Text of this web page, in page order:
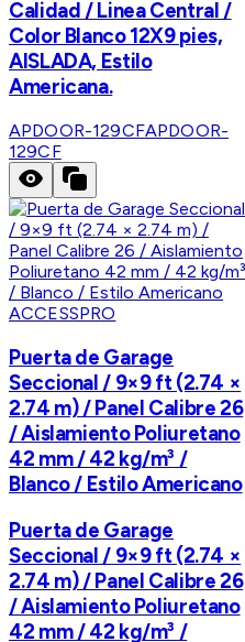
Calidad / Linea Central /
Color Blanco 12X9 pies,
AISLADA, Estilo
Americana.
APDOOR-129CFAPDOOR-
129CF
ACCESSPRO
Puerta de Garage
Seccional / 9×9 ft (2.74 ×
2.74 m) / Panel Calibre 26
/ Aislamiento Poliuretano
42 mm / 42 kg/m³ /
Blanco / Estilo Americano
Puerta de Garage
Seccional / 9×9 ft (2.74 ×
2.74 m) / Panel Calibre 26
/ Aislamiento Poliuretano
42 mm / 42 kg/m³ /